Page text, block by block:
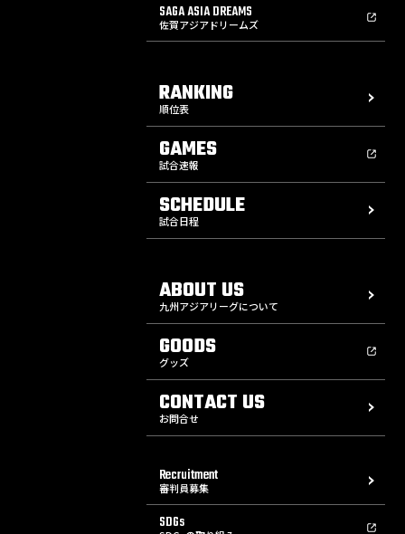
SAGA ASIA DREAMS
佐賀アジアドリームズ
RANKING
順位表
GAMES
試合速報
SCHEDULE
試合日程
ABOUT US
九州アジアリーグについて
GOODS
グッズ
CONTACT US
お問合せ
Recruitment
審判員募集
SDGs